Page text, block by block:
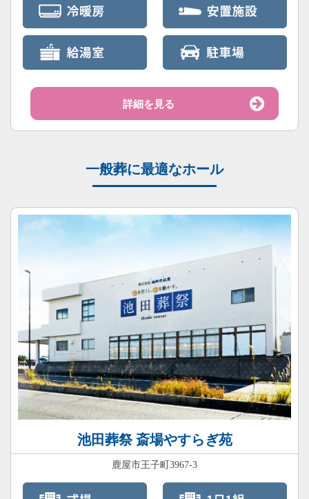
詳細を見る
一般葬に最適なホール
池田葬祭 斎場やすらぎ苑
鹿屋市王子町3967-3